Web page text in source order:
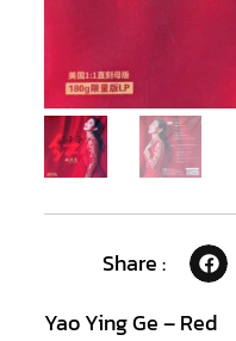
Share :
Yao Ying Ge – Red